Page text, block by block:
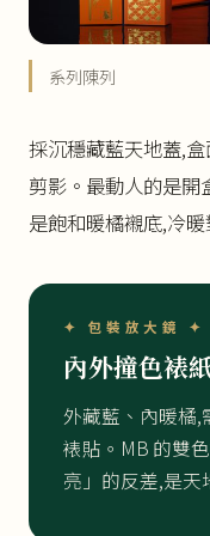
系列陳列
採沉穩藏藍天地蓋,
剪影。最動人的是
是飽和暖橘襯底,冷
✦ 包裝放大鏡 ✦
內外撞色裱
外藏藍、內暖橘,
裱貼。MB 的雙
亮」的反差,是天